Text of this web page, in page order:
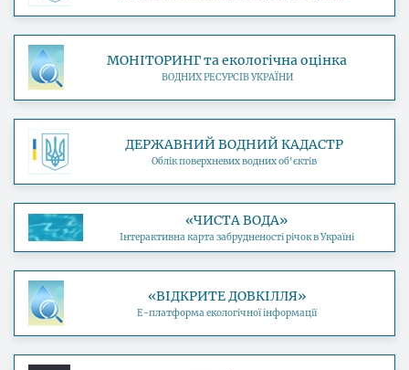
МОНІТОРИНГ та екологічна оцінка
ВОДНИХ РЕСУРСІВ УКРАЇНИ
ДЕРЖАВНИЙ ВОДНИЙ КАДАСТР
Облік поверхневих водних об'єктів
«ЧИСТА ВОДА»
Інтерактивна карта забрудненості річок в Україні
«ВІДКРИТЕ ДОВКІЛЛЯ»
Е-платформа екологічної інформації